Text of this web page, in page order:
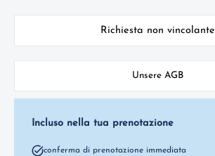
Richiesta non vincolante
Unsere AGB
Incluso nella tua prenotazione
conferma di prenotazione immediata